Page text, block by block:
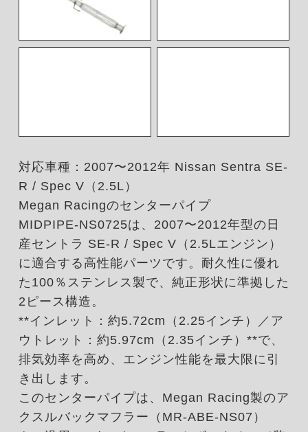
対応車種：2007〜2012年 Nissan Sentra SE-
R / Spec V（2.5L）
Megan Racingのセンターパイプ
MIDPIPE‑NS0725は、2007〜2012年型の日
産セントラ SE-R / Spec V（2.5Lエンジン）
に適合する高性能パーツです。耐久性に優れ
た100％ステンレス製で、純正形状に準拠した
2ピース構造。
**インレット：約5.72cm（2.25インチ）／ア
ウトレット：約5.97cm（2.35インチ）**で、
排気効率を高め、エンジン性能を最大限に引
き出します。
このセンターパイプは、Megan Racing製のア
クスルバックマフラー（MR-ABE-NS07）